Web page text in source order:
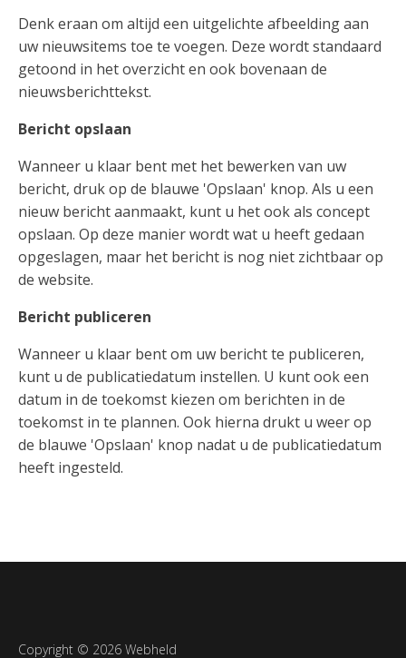
Denk eraan om altijd een uitgelichte afbeelding aan
uw nieuwsitems toe te voegen. Deze wordt standaard
getoond in het overzicht en ook bovenaan de
nieuwsberichttekst.
Bericht opslaan
Wanneer u klaar bent met het bewerken van uw
bericht, druk op de blauwe 'Opslaan' knop. Als u een
nieuw bericht aanmaakt, kunt u het ook als concept
opslaan. Op deze manier wordt wat u heeft gedaan
opgeslagen, maar het bericht is nog niet zichtbaar op
de website.
Bericht publiceren
Wanneer u klaar bent om uw bericht te publiceren,
kunt u de publicatiedatum instellen. U kunt ook een
datum in de toekomst kiezen om berichten in de
toekomst in te plannen. Ook hierna drukt u weer op
de blauwe 'Opslaan' knop nadat u de publicatiedatum
heeft ingesteld.
Copyright © 2026 Webheld